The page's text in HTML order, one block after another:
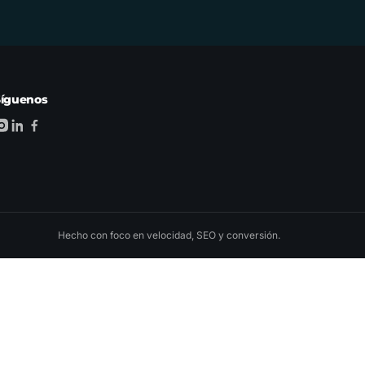
Hecho con foco en velocidad, SEO y conversión.